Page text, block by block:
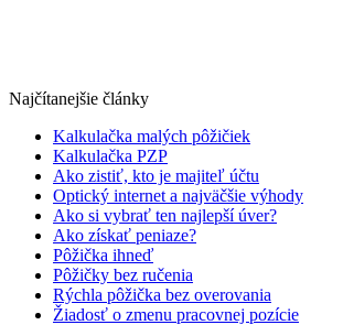
Najčítanejšie články
Kalkulačka malých pôžičiek
Kalkulačka PZP
Ako zistiť, kto je majiteľ účtu
Optický internet a najväčšie výhody
Ako si vybrať ten najlepší úver?
Ako získať peniaze?
Pôžička ihneď
Pôžičky bez ručenia
Rýchla pôžička bez overovania
Žiadosť o zmenu pracovnej pozície